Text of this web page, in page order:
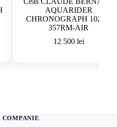
AQUARIDER
CHRONOGRAPH 10222-
357RM-AIR
12 500 lei
COMPANIE